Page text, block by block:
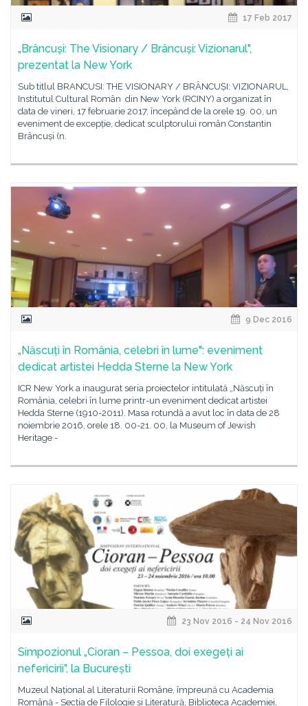
17 Feb 2017
„Brâncuși: The Visionary / Brâncuși: Vizionarul",
prezentat la New York
Sub titlul BRANCUSI: THE VISIONARY / BRÂNCUȘI: VIZIONARUL,
Institutul Cultural Român din New York (RCINY) a organizat în
data de vineri, 17 februarie 2017, începând de la orele 19. 00, un
eveniment de excepție, dedicat sculptorului român Constantin
Brâncuși (n.
9 Dec 2016
„Născuți în România, celebri în lume": eveniment
dedicat artistei Hedda Sterne la New York
ICR New York a inaugurat seria proiectelor intitulată „Născuți în
România, celebri în lume printr-un eveniment dedicat artistei
Hedda Sterne (1910-2011). Masa rotundă a avut loc în data de 28
noiembrie 2016, orele 18. 00-21. 00, la Museum of Jewish
Heritage -
23 Nov 2016 - 24 Nov 2016
Simpozionul „Cioran – Pessoa, doi exegeți ai
nefericirii”, la București
Muzeul Național al Literaturii Române, împreună cu Academia
Română - Secția de Filologie și Literatură, Biblioteca Academiei,